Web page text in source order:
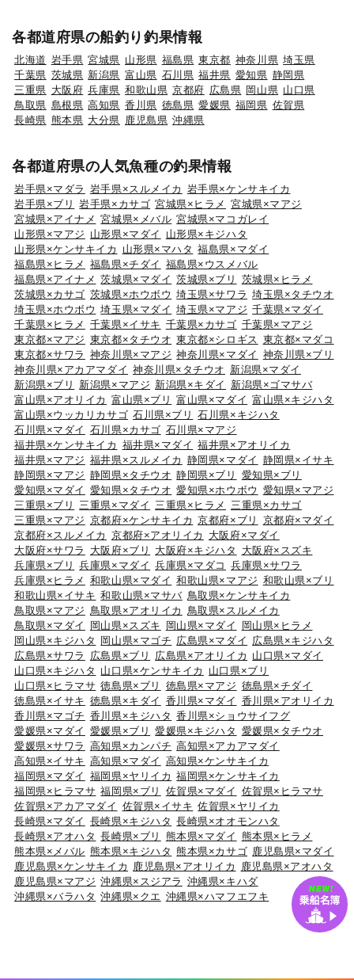
各都道府県の船釣り釣果情報
北海道 岩手県 宮城県 山形県 福島県 東京都 神奈川県 埼玉県
千葉県 茨城県 新潟県 富山県 石川県 福井県 愛知県 静岡県
三重県 大阪府 兵庫県 和歌山県 京都府 広島県 岡山県 山口県
鳥取県 島根県 高知県 香川県 徳島県 愛媛県 福岡県 佐賀県
長崎県 熊本県 大分県 鹿児島県 沖縄県
各都道府県の人気魚種の釣果情報
岩手県×マダラ 岩手県×スルメイカ 岩手県×ケンサキイカ
岩手県×ブリ
岩手県×カサゴ 宮城県×ヒラメ
宮城県×マアジ
宮城県×アイナメ 宮城県×メバル 宮城県×マコガレイ
山形県×マアジ 山形県×マダイ
山形県×キジハタ
山形県×ケンサキイカ
山形県×マハタ 福島県×マダイ
福島県×ヒラメ 福島県×チダイ 福島県×ウスメバル
福島県×アイナメ 茨城県×マダイ 茨城県×ブリ
茨城県×ヒラメ
茨城県×カサゴ 茨城県×ホウボウ 埼玉県×サワラ 埼玉県×タチウオ
埼玉県×ホウボウ 埼玉県×マダイ 埼玉県×マアジ 千葉県×マダイ
千葉県×ヒラメ 千葉県×イサキ 千葉県×カサゴ 千葉県×マアジ
東京都×マアジ 東京都×タチウオ 東京都×シロギス 東京都×マダコ
東京都×サワラ 神奈川県×マアジ 神奈川県×マダイ 神奈川県×ブリ
神奈川県×アカアマダイ 神奈川県×タチウオ 新潟県×マダイ
新潟県×ブリ
新潟県×マアジ 新潟県×キダイ
新潟県×ゴマサバ
富山県×アオリイカ 富山県×ブリ 富山県×マダイ 富山県×キジハタ
富山県×ウッカリカサゴ 石川県×ブリ
石川県×キジハタ
石川県×マダイ 石川県×カサゴ 石川県×マアジ
福井県×ケンサキイカ 福井県×マダイ 福井県×アオリイカ
福井県×マアジ 福井県×スルメイカ 静岡県×マダイ 静岡県×イサキ
静岡県×マアジ 静岡県×タチウオ 静岡県×ブリ
愛知県×ブリ
愛知県×マダイ 愛知県×タチウオ 愛知県×ホウボウ 愛知県×マアジ
三重県×ブリ
三重県×マダイ 三重県×ヒラメ
三重県×カサゴ
三重県×マアジ 京都府×ケンサキイカ 京都府×ブリ
京都府×マダイ
京都府×スルメイカ 京都府×アオリイカ
大阪府×マダイ
大阪府×サワラ
大阪府×ブリ 大阪府×キジハタ
大阪府×スズキ
兵庫県×ブリ
兵庫県×マダイ 兵庫県×マダコ
兵庫県×サワラ
兵庫県×ヒラメ 和歌山県×マダイ 和歌山県×マアジ 和歌山県×ブリ
和歌山県×イサキ 和歌山県×マサバ 鳥取県×ケンサキイカ
鳥取県×マアジ 鳥取県×アオリイカ
鳥取県×スルメイカ
鳥取県×マダイ
岡山県×スズキ 岡山県×マダイ
岡山県×ヒラメ
岡山県×キジハタ
岡山県×マゴチ 広島県×マダイ 広島県×キジハタ
広島県×サワラ
広島県×ブリ 広島県×アオリイカ 山口県×マダイ
山口県×キジハタ 山口県×ケンサキイカ
山口県×ブリ
山口県×ヒラマサ 徳島県×ブリ 徳島県×マアジ 徳島県×チダイ
徳島県×イサキ 徳島県×キダイ 香川県×マダイ 香川県×アオリイカ
香川県×マゴチ 香川県×キジハタ 香川県×ショウサイフグ
愛媛県×マダイ 愛媛県×ブリ 愛媛県×キジハタ 愛媛県×タチウオ
愛媛県×サワラ 高知県×カンパチ 高知県×アカアマダイ
高知県×イサキ 高知県×マダイ 高知県×ケンサキイカ
福岡県×マダイ 福岡県×ヤリイカ 福岡県×ケンサキイカ
福岡県×ヒラマサ 福岡県×ブリ 佐賀県×マダイ 佐賀県×ヒラマサ
佐賀県×アカアマダイ 佐賀県×イサキ 佐賀県×ヤリイカ
長崎県×マダイ 長崎県×キジハタ 長崎県×オオモンハタ
長崎県×アオハタ 長崎県×ブリ 熊本県×マダイ 熊本県×ヒラメ
熊本県×メバル 熊本県×キジハタ 熊本県×カサゴ 鹿児島県×マダイ
鹿児島県×ケンサキイカ
鹿児島県×アオリイカ
鹿児島県×アオハタ
鹿児島県×マアジ 沖縄県×スジアラ 沖縄県×キハダ
沖縄県×バラハタ 沖縄県×クエ 沖縄県×ハマフエフキ